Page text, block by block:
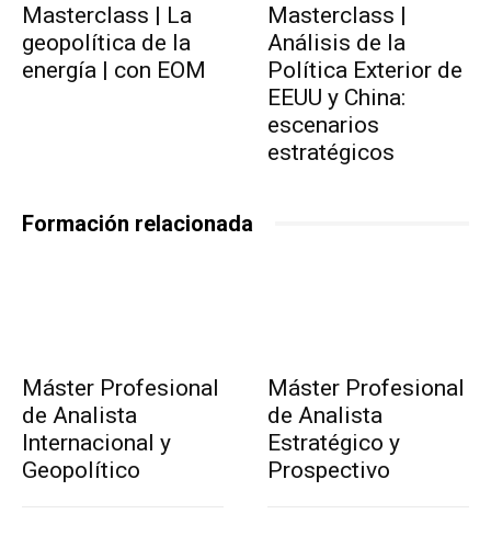
Masterclass | La
geopolítica de la
energía | con EOM
Masterclass |
Análisis de la
Política Exterior de
EEUU y China:
escenarios
estratégicos
Formación relacionada
Máster Profesional
de Analista
Internacional y
Geopolítico
Máster Profesional
de Analista
Estratégico y
Prospectivo